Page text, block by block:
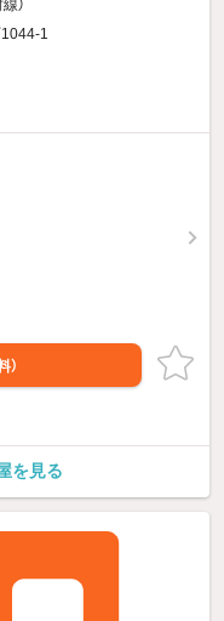
）
1
）
を見る